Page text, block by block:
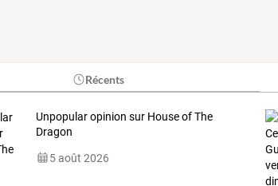
Récents
Unpopular opinion sur House of The
Dragon
5 août 2026